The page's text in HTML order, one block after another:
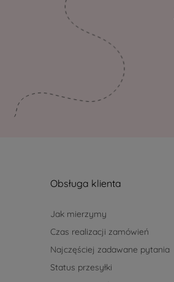
Obsługa klienta
Jak mierzymy
Czas realizacji zamówień
Najczęściej zadawane pytania
Status przesyłki